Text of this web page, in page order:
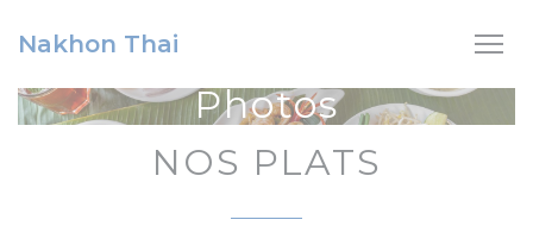
Nakhon Thai
Photos
NOS PLATS